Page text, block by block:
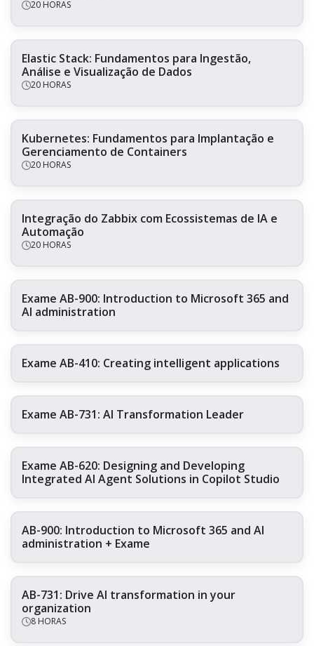
20 HORAS
Elastic Stack: Fundamentos para Ingestão,
Análise e Visualização de Dados
20 HORAS
Kubernetes: Fundamentos para Implantação e
Gerenciamento de Containers
20 HORAS
Integração do Zabbix com Ecossistemas de IA e
Automação
20 HORAS
Exame AB-900: Introduction to Microsoft 365 and
AI administration
Exame AB-410: Creating intelligent applications
Exame AB-731: AI Transformation Leader
Exame AB-620: Designing and Developing
Integrated AI Agent Solutions in Copilot Studio
AB-900: Introduction to Microsoft 365 and AI
administration + Exame
AB-731: Drive AI transformation in your
organization
8 HORAS